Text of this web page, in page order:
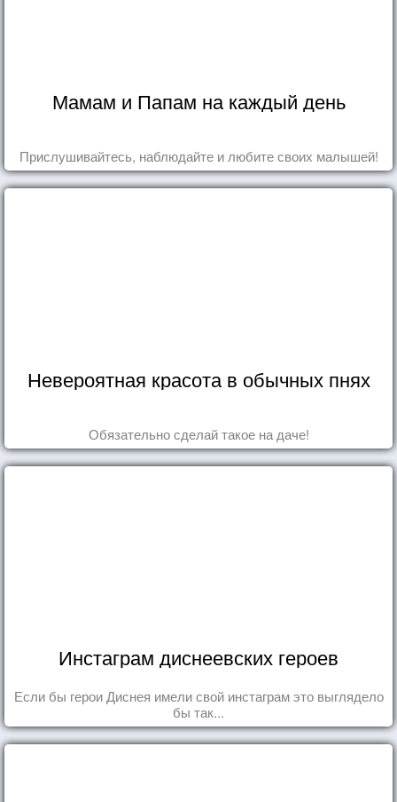
Мамам и Папам на каждый день
Прислушивайтесь, наблюдайте и любите своих малышей!
Невероятная красота в обычных пнях
Обязательно сделай такое на даче!
Инстаграм диснеевских героев
Если бы герои Диснея имели свой инстаграм это выглядело
бы так...